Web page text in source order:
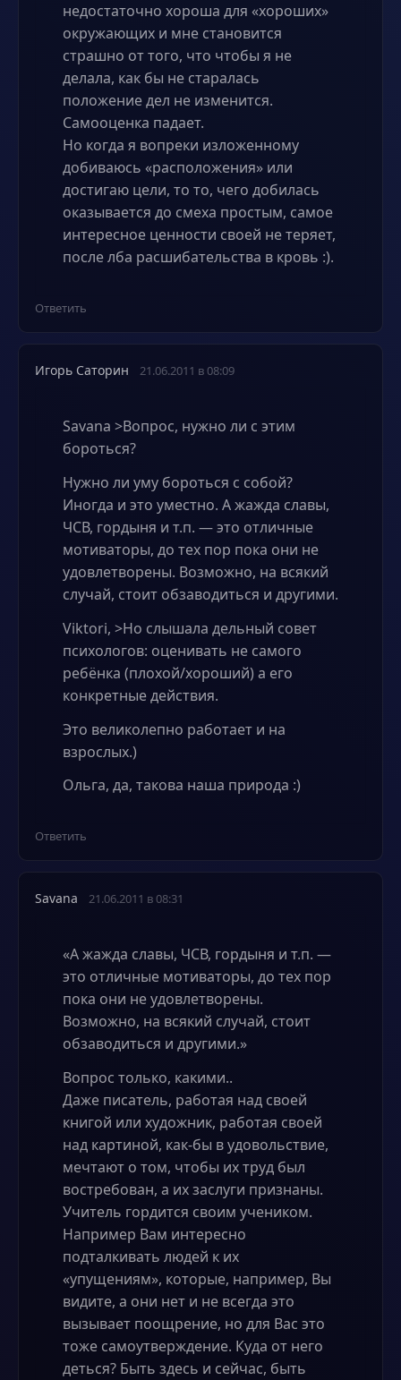
недостаточно хороша для «хороших»
окружающих и мне становится
страшно от того, что чтобы я не
делала, как бы не старалась
положение дел не изменится.
Самооценка падает.
Но когда я вопреки изложенному
добиваюсь «расположения» или
достигаю цели, то то, чего добилась
оказывается до смеха простым, самое
интересное ценности своей не теряет,
после лба расшибательства в кровь :).
Ответить
Игорь Саторин 21.06.2011 в 08:09
Savana >Вопрос, нужно ли с этим
бороться?
Нужно ли уму бороться с собой?
Иногда и это уместно. А жажда славы,
ЧСВ, гордыня и т.п. — это отличные
мотиваторы, до тех пор пока они не
удовлетворены. Возможно, на всякий
случай, стоит обзаводиться и другими.
Viktori, >Но слышала дельный совет
психологов: оценивать не самого
ребёнка (плохой/хороший) а его
конкретные действия.
Это великолепно работает и на
взрослых.)
Ольга, да, такова наша природа :)
Ответить
Savana 21.06.2011 в 08:31
«А жажда славы, ЧСВ, гордыня и т.п. —
это отличные мотиваторы, до тех пор
пока они не удовлетворены.
Возможно, на всякий случай, стоит
обзаводиться и другими.»
Вопрос только, какими..
Даже писатель, работая над своей
книгой или художник, работая своей
над картиной, как-бы в удовольствие,
мечтают о том, чтобы их труд был
востребован, а их заслуги признаны.
Учитель гордится своим учеником.
Например Вам интересно
подталкивать людей к их
«упущениям», которые, например, Вы
видите, а они нет и не всегда это
вызывает поощрение, но для Вас это
тоже самоутверждение. Куда от него
деться? Быть здесь и сейчас, быть